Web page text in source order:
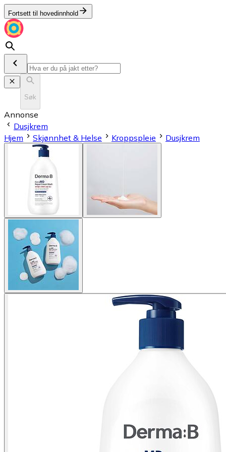
Fortsett til hovedinnhold
Søk
Annonse
Dusjkrem
Hjem
Skjønnhet & Helse Kroppspleie Dusjkrem